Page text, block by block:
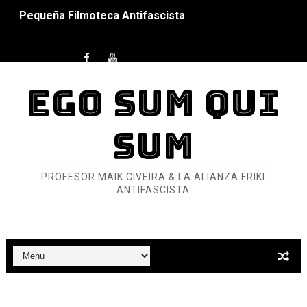
Pequeña Filmoteca Antifascista
Así se ve el fascismo en 2026... Y así se ve la
Un año para sobrevivir al mundo: Dos mil tíjiri cinco
¿Estamos soñando con ovejas eléctricas?
Carlos Manzo y el narcogobierno asesino
EGO SUM QUI
SUM
PROFESOR MAIK CIVEIRA & LA ALIANZA FRIKI
ANTIFASCISTA